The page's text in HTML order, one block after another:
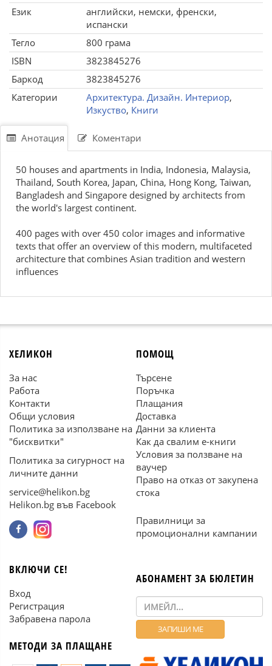
Език
английски, немски, френски,
испански
Тегло
800 грама
ISBN
3823845276
Баркод
3823845276
Категории
Архитектура. Дизайн. Интериор,
Изкуство, Книги
Анотация Коментари
50 houses and apartments in India, Indonesia, Malaysia,
Thailand, South Korea, Japan, China, Hong Kong, Taiwan,
Bangladesh and Singapore designed by architects from
the world's largest continent.
400 pages with over 450 color images and informative
texts that offer an overview of this modern, multifaceted
architecture that combines Asian tradition and western
influences
ХЕЛИКОН
За нас
Работа
Контакти
Общи условия
Политика за използване на
"бисквитки"
Политика за сигурност на
личните данни
service@helikon.bg
Helikon.bg във Facebook
ПОМОЩ
Търсене
Поръчка
Плащания
Доставка
Данни за клиента
Как да свалим е-книги
Условия за ползване на
ваучер
Право на отказ от закупена
стока
Правилници за
промоционални кампании
ВКЛЮЧИ СЕ!
Вход
Регистрация
Забравена парола
МЕТОДИ ЗА ПЛАЩАНЕ
АБОНАМЕНТ ЗА БЮЛЕТИН